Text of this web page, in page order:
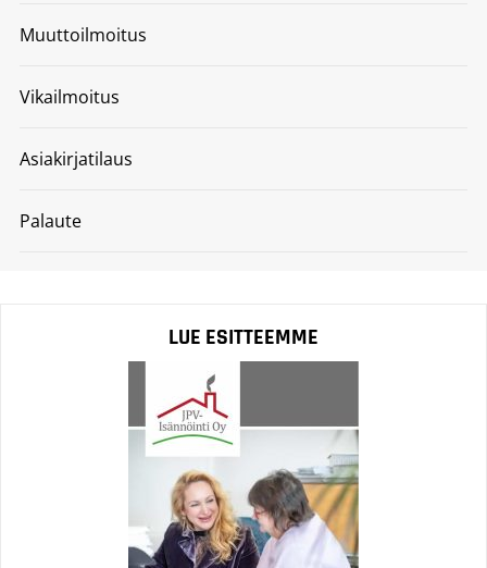
Muuttoilmoitus
Vikailmoitus
Asiakirjatilaus
Palaute
LUE ESITTEEMME